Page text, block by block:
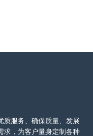
质服务、确保质量、发展
求，为客户量身定制各种